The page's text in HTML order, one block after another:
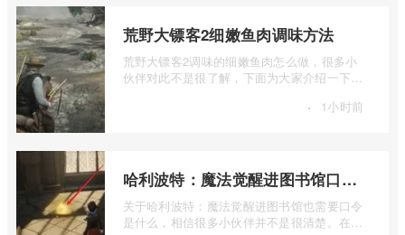
荒野大镖客2细嫩鱼肉调味方法
荒野大镖客2调味的细嫩鱼肉怎么做，很多小
伙伴对此不是很了解，下面为大家介绍一下荒
· 1小时前
哈利波特：魔法觉醒进图书馆口令解析
关于哈利波特：魔法觉醒进图书馆也需要口令
是什么，相信很多小伙伴并不是很清楚。在接